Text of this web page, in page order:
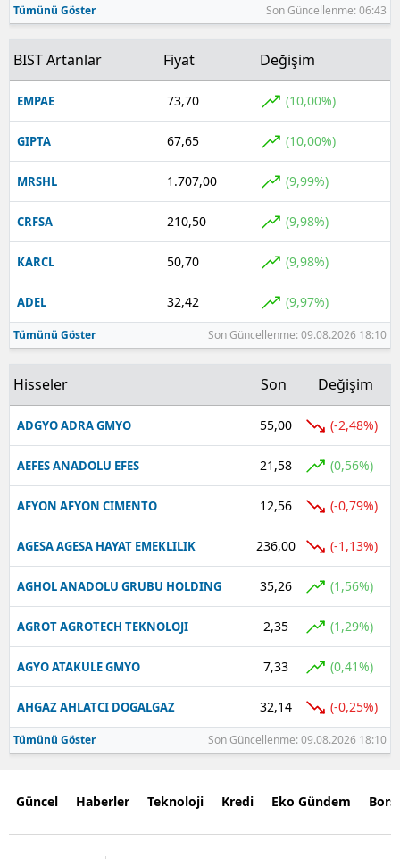
Tümünü Göster Son Güncellenme: 06:43
BIST Artanlar Fiyat Değişim
EMPAE 73,70 (10,00%)
GIPTA 67,65 (10,00%)
MRSHL 1.707,00 (9,99%)
CRFSA 210,50 (9,98%)
KARCL 50,70 (9,98%)
ADEL 32,42 (9,97%)
Tümünü Göster Son Güncellenme: 09.08.2026 18:10
Hisseler Son Değişim
ADGYO ADRA GMYO 55,00 (-2,48%)
AEFES ANADOLU EFES 21,58 (0,56%)
AFYON AFYON CIMENTO 12,56 (-0,79%)
AGESA AGESA HAYAT EMEKLILIK 236,00 (-1,13%)
AGHOL ANADOLU GRUBU HOLDING 35,26 (1,56%)
AGROT AGROTECH TEKNOLOJI 2,35 (1,29%)
AGYO ATAKULE GMYO 7,33 (0,41%)
AHGAZ AHLATCI DOGALGAZ 32,14 (-0,25%)
Tümünü Göster Son Güncellenme: 09.08.2026 18:10
Güncel Haberler Teknoloji Kredi Eko Gündem